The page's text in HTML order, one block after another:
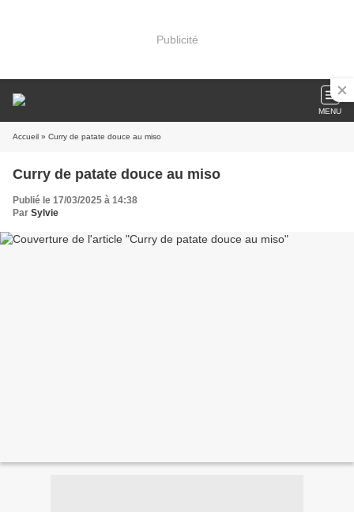
Publicité
MENU
Accueil » Curry de patate douce au miso
Curry de patate douce au miso
Publié le 17/03/2025 à 14:38
Par Sylvie